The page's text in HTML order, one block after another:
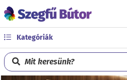
Kategóriák
Mit keresünk?